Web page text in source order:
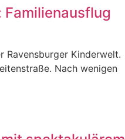
Ravensburger Kinderwelt.
Nach wenigen